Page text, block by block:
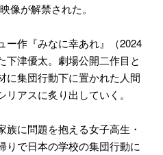
像が解禁された。
ー作『みなに幸あれ』（2024
下津優太。劇場公開二作目と
に集団行動下に置かれた人間
アスに炙り出していく。
に問題を抱える女子高生・
りで日本の学校の集団行動に